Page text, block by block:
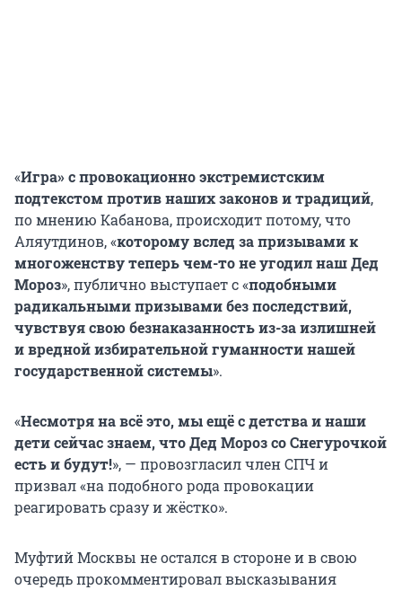
«Игра» с провокационно экстремистским
подтекстом против наших законов и традиций,
по мнению Кабанова, происходит потому, что
Аляутдинов, «которому вслед за призывами к
многоженству теперь чем-то не угодил наш Дед
Мороз», публично выступает с «подобными
радикальными призывами без последствий,
чувствуя свою безнаказанность из-за излишней
и вредной избирательной гуманности нашей
государственной системы».
«Несмотря на всё это, мы ещё с детства и наши
дети сейчас знаем, что Дед Мороз со Снегурочкой
есть и будут!», — провозгласил член СПЧ и
призвал «на подобного рода провокации
реагировать сразу и жёстко».
Муфтий Москвы не остался в стороне и в свою
очередь прокомментировал высказывания